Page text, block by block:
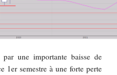
une importante baisse de
1er semestre à une forte perte